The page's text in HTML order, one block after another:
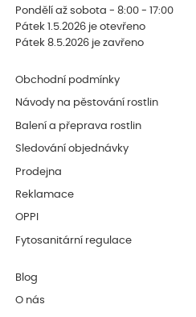
Pondělí až sobota - 8:00 - 17:00
Pátek 1.5.2026 je otevřeno
Pátek 8.5.2026 je zavřeno
Obchodní podmínky
Návody na pěstování rostlin
Balení a přeprava rostlin
Sledování objednávky
Prodejna
Reklamace
OPPI
Fytosanitární regulace
Blog
O nás